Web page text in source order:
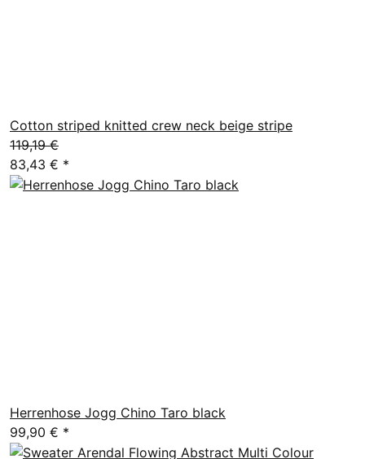
Cotton striped knitted crew neck beige stripe
119,19 €
83,43 € *
Herrenhose Jogg Chino Taro black
99,90 € *